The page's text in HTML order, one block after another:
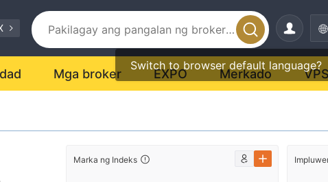
Switch to browser default language?
Mga broker EXPO Merkado VPS
Marka ng Indeks